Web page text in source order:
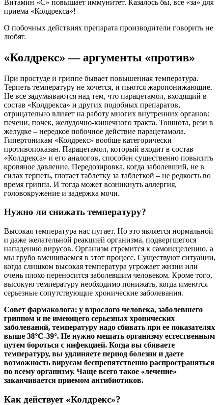
Витамин «С» повышает иммунитет. Казалось бы, все «за» для
приема «Колдрекса»!
О побочных действиях препарата производители говорить не
любят.
«Колдрекс» — аргументы «против»
При простуде и гриппе бывает повышенная температура.
Терпеть температуру не хочется, и пьются жаропонижающие.
Не все задумываются над тем, что парацетамол, входящий в
состав «Колдрекса» и других подобных препаратов,
отрицательно влияет на работу многих внутренних органов:
печени, почек, желудочно-кишечного тракта. Тошнота, рези в
желудке – нередкое побочное действие парацетамола.
Гипертоникам «Колдрекс» вообще категорически
противопоказан. Парацетамол, который входит в состав
«Колдрекса» и его аналогов, способен существенно повысить
кровяное давление. Передозировка, когда заболевший, не в
силах терпеть, глотает таблетку за таблеткой – не редкость во
время гриппа. И тогда может возникнуть аллергия,
головокружение и задержка мочи.
Нужно ли снижать температуру?
Высокая температура нас пугает. Но это является нормальной
и даже желательной реакцией организма, подвергшегося
нападению вирусов. Организм стремится к самоисцелению, а
мы грубо вмешиваемся в этот процесс. Существуют ситуации,
когда слишком высокая температура угрожает жизни или
очень плохо переносится заболевшим человеком. Кроме того,
высокую температуру необходимо понижать, когда имеются
серьезные сопутствующие хронические заболевания.
Совет фармаколога: у взрослого человека, заболевшего
гриппом и не имеющего серьезных хронических
заболеваний, температуру надо сбивать при ее показателях
выше 38°С-39°. Не нужно мешать организму естественным
путем бороться с инфекцией. Когда вы сбиваете
температуру, вы удлиняете период болезни и даете
возможность вирусам беспрепятственно распространяться
по всему организму. Чаще всего такое «лечение»
заканчивается приемом антибиотиков.
Как действует «Колдрекс»?